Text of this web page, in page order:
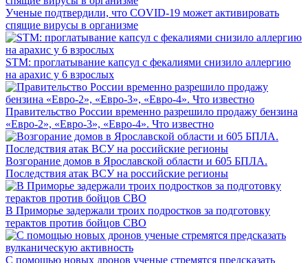
Ученые подтвердили, что COVID-19 может активировать
спящие вирусы в организме
STM: проглатывание капсул с фекалиями снизило аллергию
на арахис у 6 взрослых
Правительство России временно разрешило продажу бензина
«Евро-2», «Евро-3», «Евро-4». Что известно
Возгорание домов в Ярославской области и 605 БПЛА.
Последствия атак ВСУ на российские регионы
В Приморье задержали троих подростков за подготовку
терактов против бойцов СВО
С помощью новых дронов ученые стремятся предсказать